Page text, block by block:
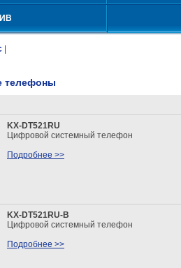
телефоны
KX-DT521RU
Цифровой системный телефон
Подробнее >>
KX-DT521RU-B
Цифровой системный телефон
Подробнее >>